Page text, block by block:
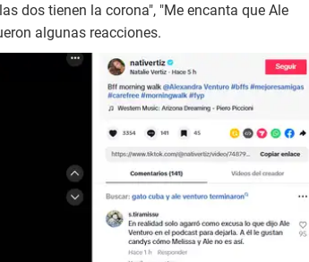
dos tienen la corona", "Me encanta que Ale
algunas reacciones.